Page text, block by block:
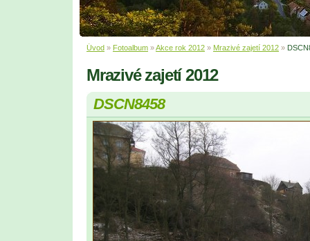
Úvod » Fotoalbum »Akce rok 2012 » Mrazivé zajetí 2012 »
Mrazivé zajetí 2012
DSCN8458